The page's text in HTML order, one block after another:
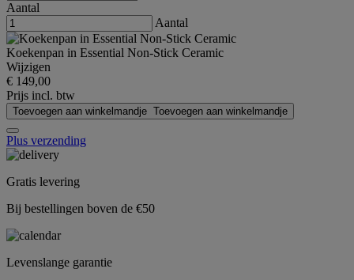
Aantal
Aantal
Koekenpan in Essential Non-Stick Ceramic
Wijzigen
€ 149,00
Prijs incl. btw
Toevoegen aan winkelmandje Toevoegen aan winkelmandje
Plus verzending
Gratis levering
Bij bestellingen boven de €50
Levenslange garantie